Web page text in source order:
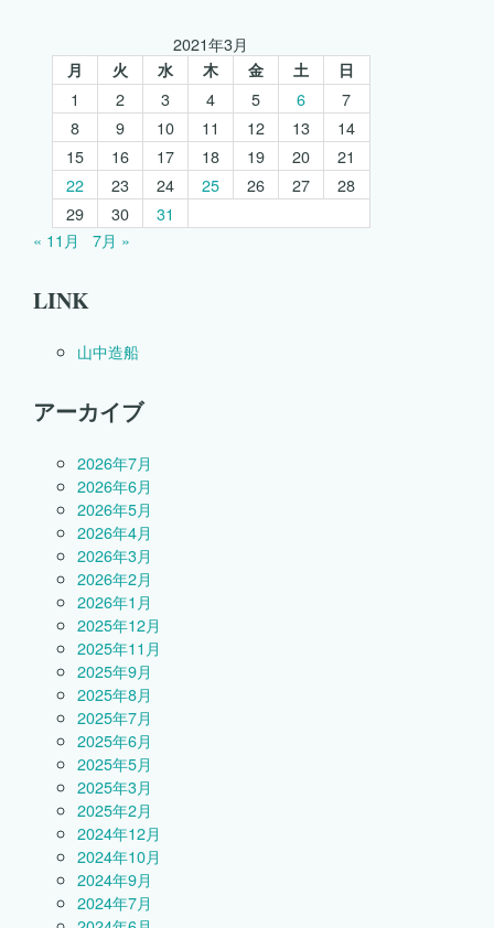
2021年3月
月 火 水 木 金 土 日
1 2 3 4 5 6
7
8
9 10 11 12 13
14
15
16 17 18 19 20
21
22
23 24 25 26 27
28
29
30
31
« 11月
7月 »
LINK
山中造船
アーカイブ
2026年7月
2026年6月
2026年5月
2026年4月
2026年3月
2026年2月
2026年1月
2025年12月
2025年11月
2025年9月
2025年8月
2025年7月
2025年6月
2025年5月
2025年3月
2025年2月
2024年12月
2024年10月
2024年9月
2024年7月